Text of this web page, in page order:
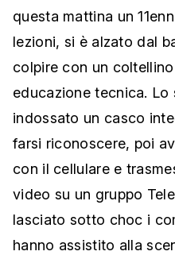
questa mattina un
lezioni, si è alzato dal
colpire con un
educazione tecnica. Lo
indossato un casco
farsi riconoscere, poi
con il cellulare e
video su un gruppo
lasciato sotto choc i
hanno assistito alla